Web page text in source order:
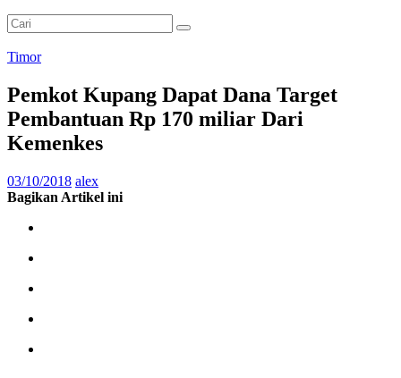
Timor
Pemkot Kupang Dapat Dana Target
Pembantuan Rp 170 miliar Dari
Kemenkes
03/10/2018 alex
Bagikan Artikel ini